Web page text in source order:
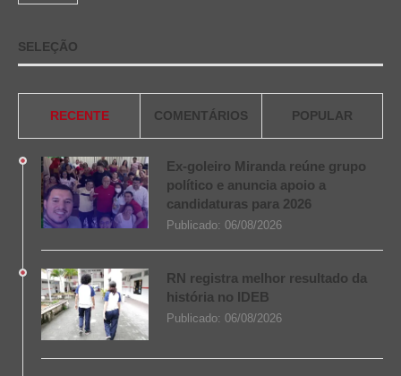
SELEÇÃO
RECENTE COMENTÁRIOS POPULAR
Ex-goleiro Miranda reúne grupo
político e anuncia apoio a
candidaturas para 2026
Publicado: 06/08/2026
RN registra melhor resultado da
história no IDEB
Publicado: 06/08/2026